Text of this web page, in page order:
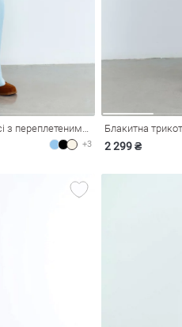
Блакитна трикотажна сукня максі з переплетеними бретелями
+3
Блакитна
2 299 ₴